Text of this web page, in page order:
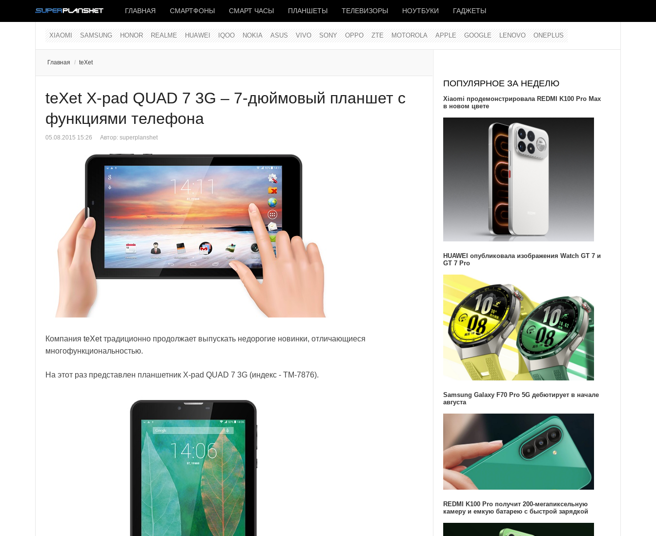
ГЛАВНАЯ СМАРТФОНЫ СМАРТ ЧАСЫ ПЛАНШЕТЫ ТЕЛЕВИЗОРЫ НОУТБУКИ ГАДЖЕТЫ
XIAOMI SAMSUNG HONOR REALME HUAWEI IQOO NOKIA ASUS VIVO SONY OPPO ZTE MOTOROLA APPLE GOOGLE LENOVO ONEPLUS
Главная / teXet
teXet X-pad QUAD 7 3G – 7-дюймовый планшет с
функциями телефона
05.08.2015 15:26 Автор: superplanshet
Компания teXetтрадиционно продолжает выпускать недорогие новинки, отличающиеся
многофункциональностью.
На этот раз представлен планшетник X-pad QUAD 7 3G (индекс - ТМ-7876).
ПОПУЛЯРНОЕ ЗА НЕДЕЛЮ
Xiaomi продемонстрировала REDMI K100 Pro Max
в новом цвете
HUAWEI опубликовала изображения Watch GT 7 и
GT 7 Pro
Samsung Galaxy F70 Pro 5G дебютирует в начале
августа
REDMI K100 Pro получит 200-мегапиксельную
камеру и емкую батарею с быстрой зарядкой